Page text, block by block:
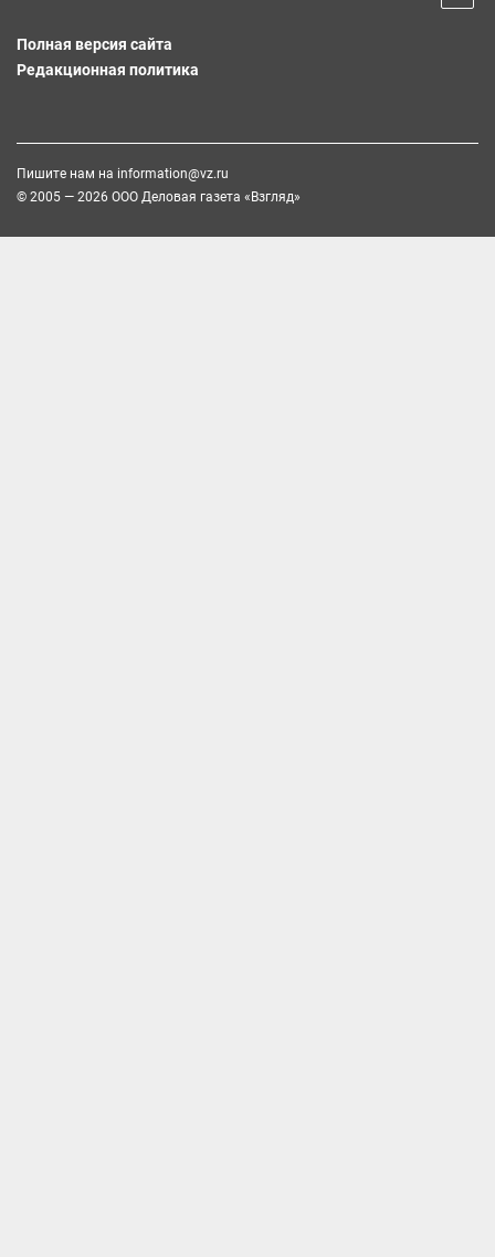
Полная версия сайта
Редакционная политика
Пишите нам на information@vz.ru
© 2005 — 2026 ООО Деловая газета «Взгляд»